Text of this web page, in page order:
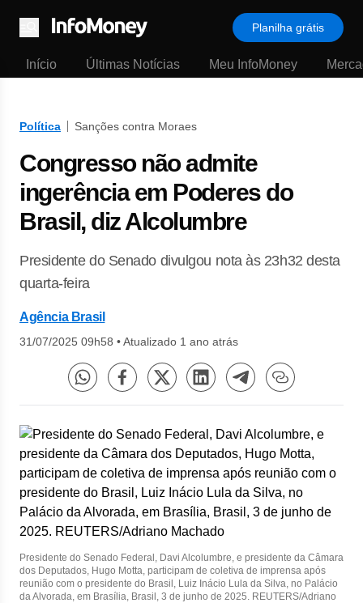
Menu
Planilha grátis
Início Últimas Notícias Meu InfoMoney
Política Sanções contra Moraes
Congresso não admite
ingerência em Poderes do
Brasil, diz Alcolumbre
Presidente do Senado divulgou nota às 23h32 desta
quarta-feira
Agência Brasil
31/07/2025 09h58 •Atualizado 1 ano atrás
Presidente do Senado Federal, Davi Alcolumbre, e presidente da Câmara
dos Deputados, Hugo Motta, participam de coletiva de imprensa após
reunião com o presidente do Brasil, Luiz Inácio Lula da Silva, no Palácio
da Alvorada, em Brasília, Brasil, 3 de junho de 2025. REUTERS/Adriano